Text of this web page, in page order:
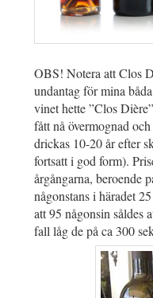
OBS! Notera att Clos
undantag för mina
vinet hette ”Clos
fått nå övermognad
drickas 10-20 år efter
fortsatt i god form).
årgångarna, beroende
någonstans i häradet
att 95 någonsin såldes
fall låg de på ca 300